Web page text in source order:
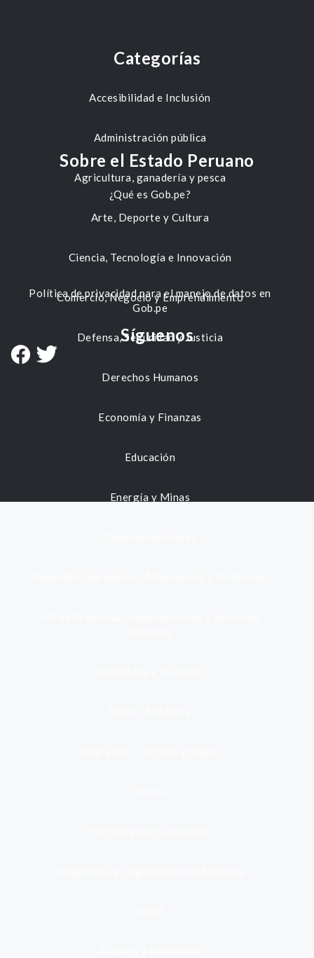
Categorías
Accesibilidad e Inclusión
Administración pública
Agricultura, ganadería y pesca
Arte, Deporte y Cultura
Ciencia, Tecnología e Innovación
Comercio, Negocio y Emprendimiento
Defensa, Seguridad y Justicia
Derechos Humanos
Economía y Finanzas
Educación
Energía y Minas
Sobre el Estado Peruano
¿Qué es Gob.pe?
Política de privacidad para el manejo de datos en
Gob.pe
Síguenos